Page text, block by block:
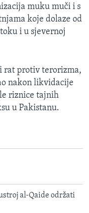
muku muči i s
koje dolaze od
i u sjevernoj
rat protiv terorizma,
nakon likvidacije
riznice tajnih
u Pakistanu.
al-Qaide održati